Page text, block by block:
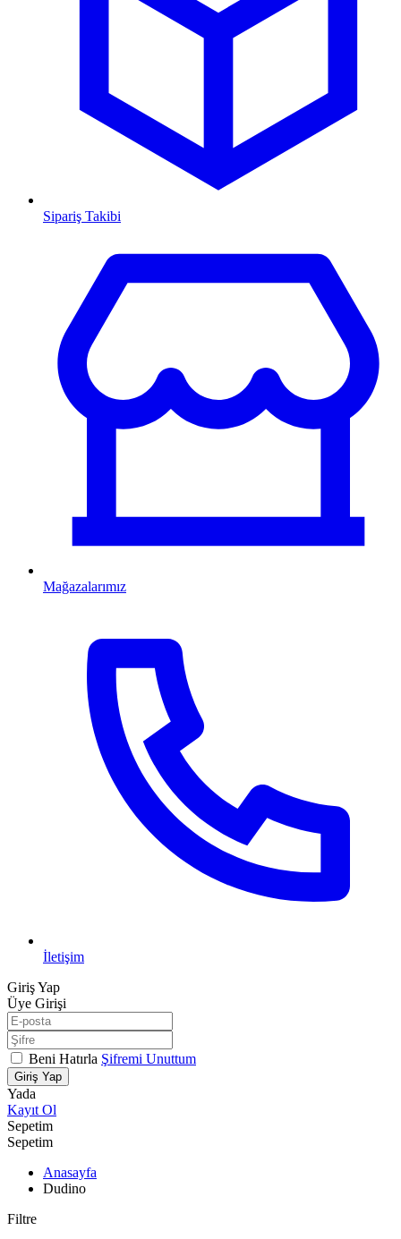
Sipariş Takibi
Mağazalarımız
İletişim
Giriş Yap
Üye Girişi
Beni Hatırla Şifremi Unuttum
Giriş Yap
Yada
Kayıt Ol
Sepetim
Sepetim
Anasayfa
Dudino
Filtre